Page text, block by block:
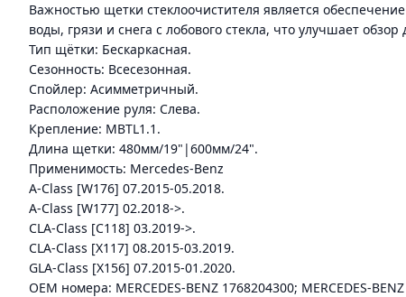
Важностью щетки стеклоочистителя является
воды, грязи и снега с лобового стекла, что улучшает
Тип щётки: Бескаркасная.
Сезонность: Всесезонная.
Спойлер: Асимметричный.
Расположение руля: Слева.
Крепление: MBTL1.1.
Длина щетки: 480мм/19"|600мм/24".
Применимость: Mercedes-Benz
A-Class [W176] 07.2015-05.2018.
A-Class [W177] 02.2018->.
CLA-Class [C118] 03.2019->.
CLA-Class [X117] 08.2015-03.2019.
GLA-Class [X156] 07.2015-01.2020.
ОЕМ номера: MERCEDES-BENZ 1768204300; MERCEDES-